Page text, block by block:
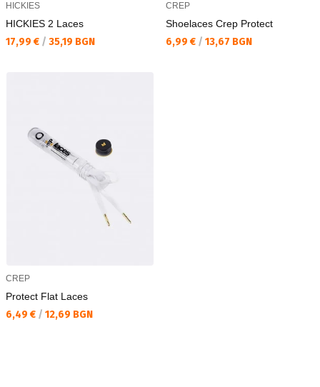
HICKIES
HICKIES 2 Laces
Текуща цена:
17,99 € / 35,19 BGN
CREP
Shoelaces Crep Protect
Текуща цена:
6,99 € / 13,67 BGN
CREP
Protect Flat Laces
Текуща цена:
6,49 € / 12,69 BGN